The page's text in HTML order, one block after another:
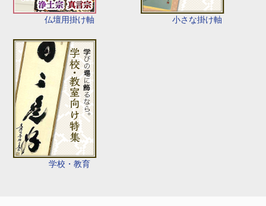
仏壇用掛け軸 小さな掛け軸
学校・教育